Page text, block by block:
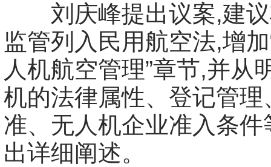
刘庆峰提出议案,建议
监管列入民用航空法,增
人机航空管理”章节,并从
机的法律属性、登记管理
准、无人机企业准入条件
出详细阐述。